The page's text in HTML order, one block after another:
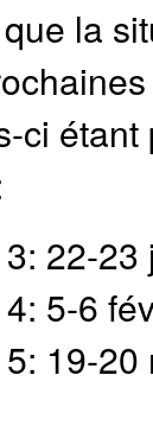
la
ci
22-
5-6
19-20